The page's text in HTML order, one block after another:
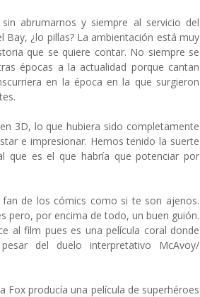
abrumarnos y siempre al servicio del
Bay, ¿lo pillas? La ambientación está muy
que se quiere contar. No siempre se
épocas a la actualidad porque cantan
en la época en la que surgieron
3D, lo que hubiera sido completamente
e impresionar. Hemos tenido la suerte
que es el que habría que potenciar por
de los cómics como si te son ajenos.
pero, por encima de todo, un buen guión.
al film pues es una película coral donde
del duelo interpretativo McAvoy/
Fox producía una película de superhéroes